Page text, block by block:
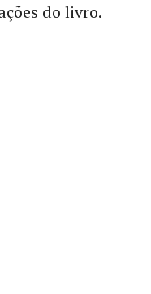
do livro.